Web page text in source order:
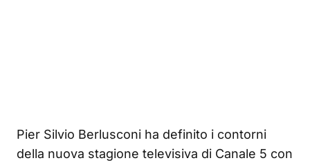
Pier Silvio Berlusconi ha definito i contorni
della nuova stagione televisiva di Canale 5 con